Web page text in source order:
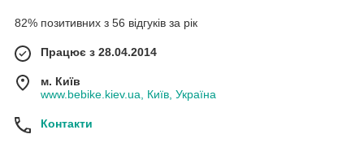
В кінці сезону знижки до -70% на попередню колекцію,
постійні акції та вигідні пропозиції.
Like групи
82% позитивних з 56 відгуків за рік
Працює з 28.04.2014
м. Київ
www.bebike.kiev.ua, Київ, Україна
Контакти